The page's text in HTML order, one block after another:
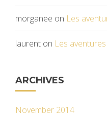
morganee on Les
laurent on Les
ARCHIVES
November 2014